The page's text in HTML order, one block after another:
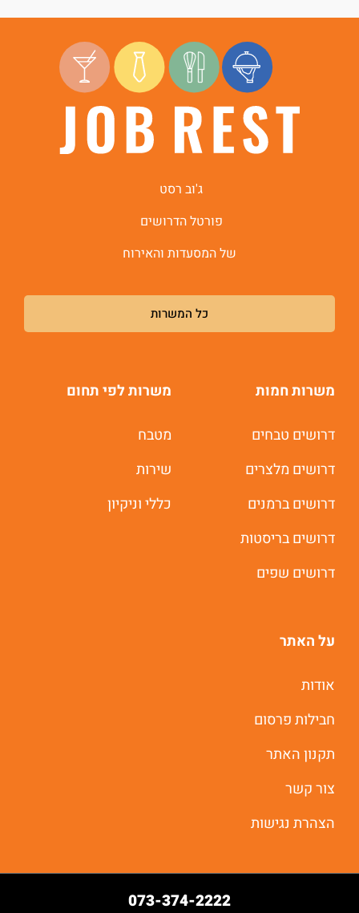
ג'וב רסט
פורטל הדרושים
של המסעדות והאירוח
כל המשרות
משרות חמות
דרושים טבחים
דרושים מלצרים
דרושים ברמנים
דרושים בריסטות
דרושים שפים
משרות לפי תחום
מטבח
שירות
כללי וניקיון
על האתר
אודות
חבילות פרסום
תקנון האתר
צור קשר
הצהרת נגישות
073-374-2222
תוך 60 שניות